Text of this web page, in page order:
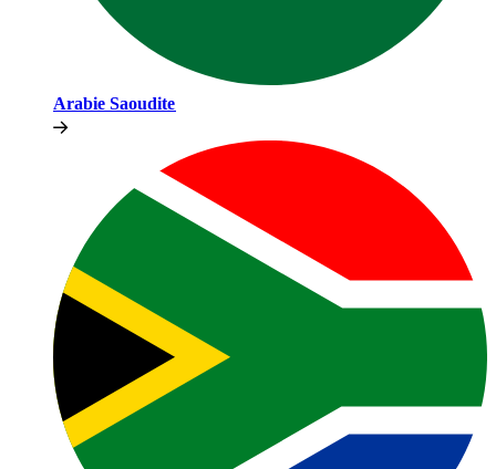
Arabie Saoudite​​